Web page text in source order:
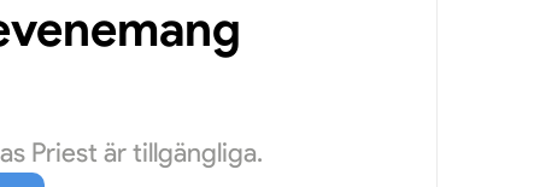
Priest är tillgängliga.